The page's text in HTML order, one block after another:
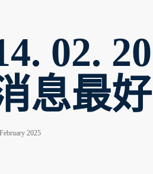
02.
息最
2025